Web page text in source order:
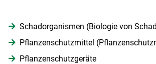
Schadorganismen (Biologie von
Pflanzenschutzmittel
Pflanzenschutzgeräte